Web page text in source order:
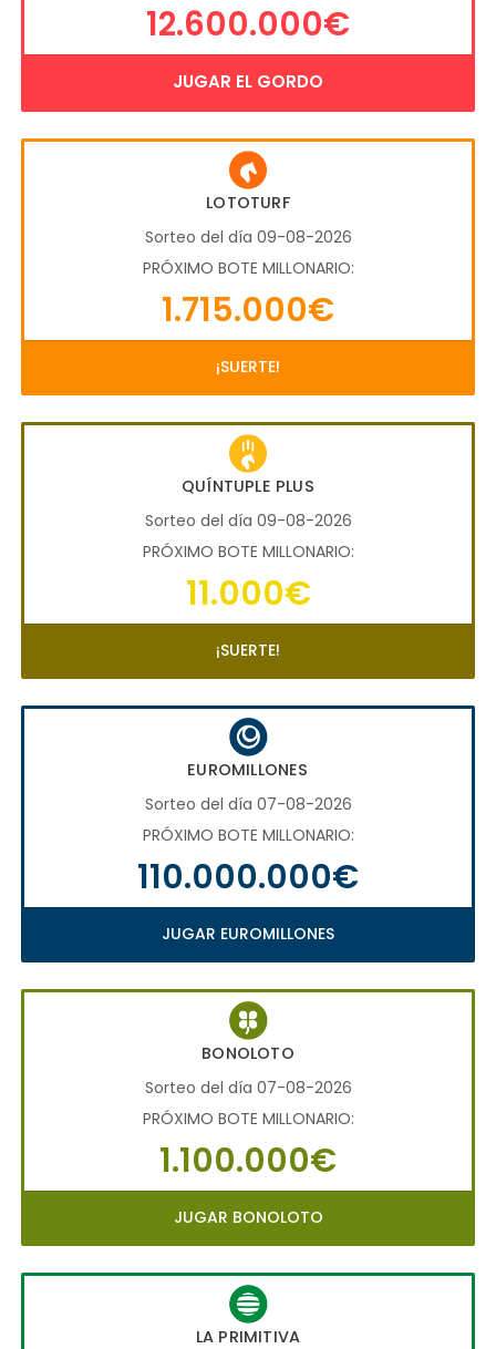
12.600.000€
JUGAR EL GORDO
LOTOTURF
Sorteo del día 09-08-2026
PRÓXIMO BOTE MILLONARIO:
1.715.000€
¡SUERTE!
QUÍNTUPLE PLUS
Sorteo del día 09-08-2026
PRÓXIMO BOTE MILLONARIO:
11.000€
¡SUERTE!
EUROMILLONES
Sorteo del día 07-08-2026
PRÓXIMO BOTE MILLONARIO:
110.000.000€
JUGAR EUROMILLONES
BONOLOTO
Sorteo del día 07-08-2026
PRÓXIMO BOTE MILLONARIO:
1.100.000€
JUGAR BONOLOTO
LA PRIMITIVA